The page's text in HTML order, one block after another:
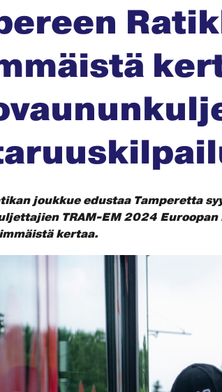
joukkue edustaa Tamperetta
TRAM-EM 2024
kertaa.